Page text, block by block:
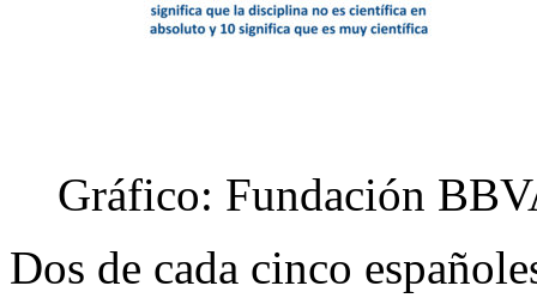
Gráfico: Fundación
Dos de cada cinco